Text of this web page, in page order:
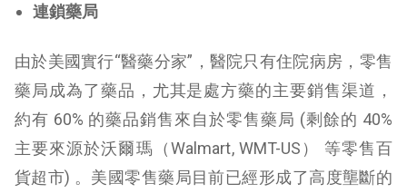
連鎖藥局
由於美國實行“醫藥分家”，醫院只有住院病房，零售
藥局成為了藥品，尤其是處方藥的主要銷售渠道，
約有 60% 的藥品銷售來自於零售藥局 (剩餘的 40%
主要來源於沃爾瑪（Walmart, WMT-US） 等零售百
貨超市) 。美國零售藥局目前已經形成了高度壟斷的